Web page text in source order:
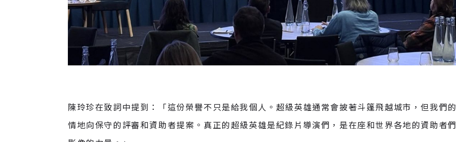
陳玲珍在致詞中提到：「這份榮譽不只是給我個人。超級英雄通常會披著斗篷飛越城市，但我們
情地向保守的評審和資助者提案。真正的超級英雄是紀錄片導演們，是在座和世界各地的資助者